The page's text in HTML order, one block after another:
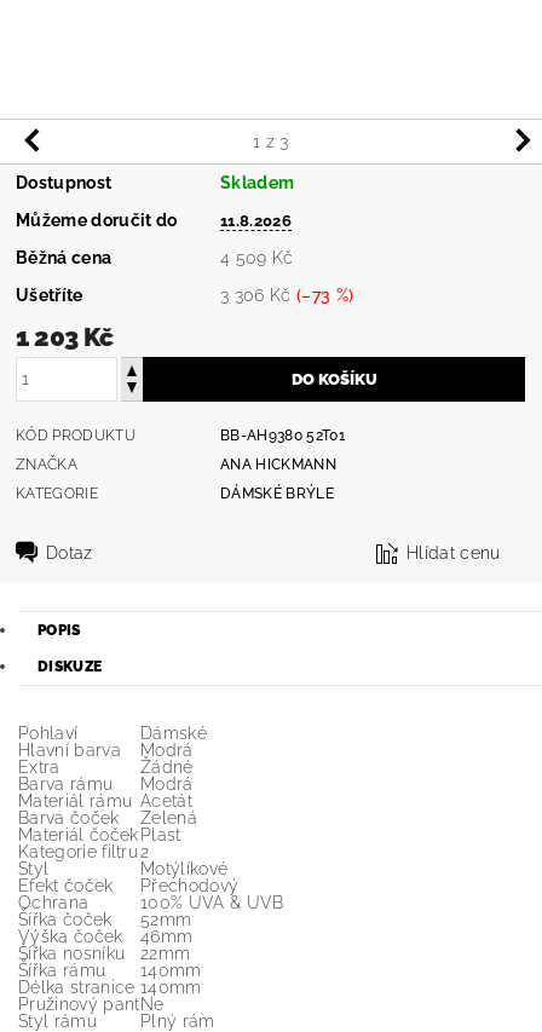
1 z 3
Dostupnost
Skladem
Můžeme doručit do
11.8.2026
Běžná cena
4 509 Kč
Ušetříte
3 306 Kč (–73 %)
1 203 Kč
KÓD PRODUKTU
BB-AH9380 52T01
ZNAČKA
ANA HICKMANN
KATEGORIE
DÁMSKÉ BRÝLE
Dotaz Hlídat cenu
POPIS
DISKUZE
Pohlaví
Dámské
Hlavní barva
Modrá
Extra
Žádné
Barva rámu
Modrá
Materiál rámu Acetát
Barva čoček
Zelená
Materiál čoček Plast
Kategorie filtru 2
Styl
Motýlíkové
Efekt čoček
Přechodový
Ochrana
100% UVA & UVB
Šířka čoček
52mm
Výška čoček
46mm
Šířka nosníku
22mm
Šířka rámu
140mm
Délka stranice 140mm
Pružinový pantNe
Styl rámu
Plný rám